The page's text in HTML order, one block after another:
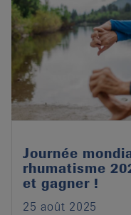
Journée
rhumatisme
et gagner !
25 août 2025